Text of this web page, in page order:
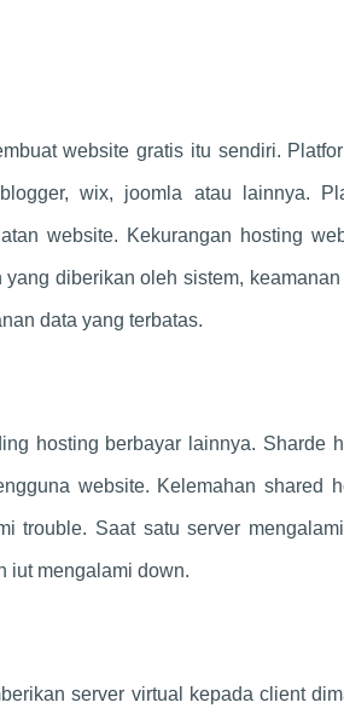
website gratis itu sendiri.
wix, joomla atau lainnya.
website. Kekurangan hosting
diberikan oleh sistem,
data yang terbatas.
hosting berbayar lainnya. Sharde
website. Kelemahan shared
trouble. Saat satu server
iut mengalami down.
server virtual kepada client